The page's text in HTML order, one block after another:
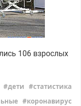
106 взрослых
дети
статистика
коронавирус